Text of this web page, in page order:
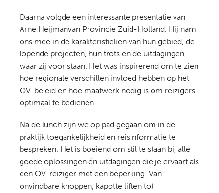
Daarna volgde een interessante presentatie van
Arne Heijmanvan Provincie Zuid-Holland. Hij nam
ons mee in de karakteristieken van hun gebied, de
lopende projecten, hun trots en de uitdagingen
waar zij voor staan. Het was inspirerend om te zien
hoe regionale verschillen invloed hebben op het
OV-beleid en hoe maatwerk nodig is om reizigers
optimaal te bedienen.
Na de lunch zijn we op pad gegaan om in de
praktijk toegankelijkheid en reisinformatie te
bespreken. Het is boeiend om stil te staan bij alle
goede oplossingen én uitdagingen die je ervaart als
een OV-reiziger met een beperking. Van
onvindbare knoppen, kapotte liften tot